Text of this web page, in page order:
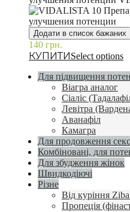
Додати в список бажаних
140 грн.
Select options
Для підвищення
Віагра аналог
Сіаліс
Левітра
Аванафіл
Камагра
Для продовження
Комбіновані, для
Для збудження жінок
Швидкодіючі
Різне
Від куріння
Пропеція